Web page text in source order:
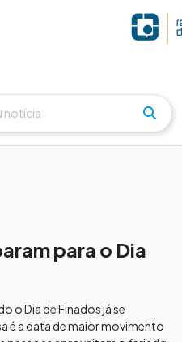
para o Dia
o Dia de Finados já se
é a data de maior movimento